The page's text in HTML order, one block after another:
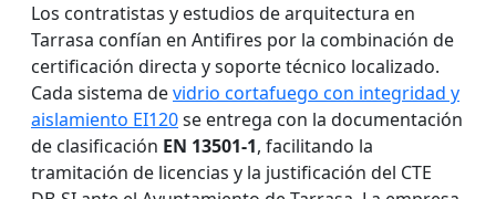
Los contratistas y estudios de arquitectura en
Tarrasa confían en Antifires por la combinación de
certificación directa y soporte técnico localizado.
Cada sistema devidrio cortafuego con integridad y
aislamiento EI120se entrega con la documentación
de clasificación EN 13501-1, facilitando la
tramitación de licencias y la justificación del CTE